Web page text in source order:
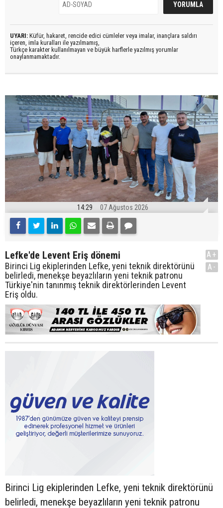
UYARI: Küfür, hakaret, rencide edici cümleler veya imalar, inançlara saldırı
içeren, imla kuralları ile yazılmamış,
Türkçe karakter kullanılmayan ve büyük harflerle yazılmış yorumlar
onaylanmamaktadır.
14:29 07 Ağustos 2026
Lefke'de Levent Eriş dönemi
Birinci Lig ekiplerinden Lefke, yeni teknik direktörünü
belirledi, menekşe beyazlıların yeni teknik patronu
Türkiye'nin tanınmış teknik direktörlerinden Levent
Eriş oldu.
A+
A-
Birinci Lig ekiplerinden Lefke, yeni teknik direktörünü
belirledi, menekşe beyazlıların yeni teknik patronu